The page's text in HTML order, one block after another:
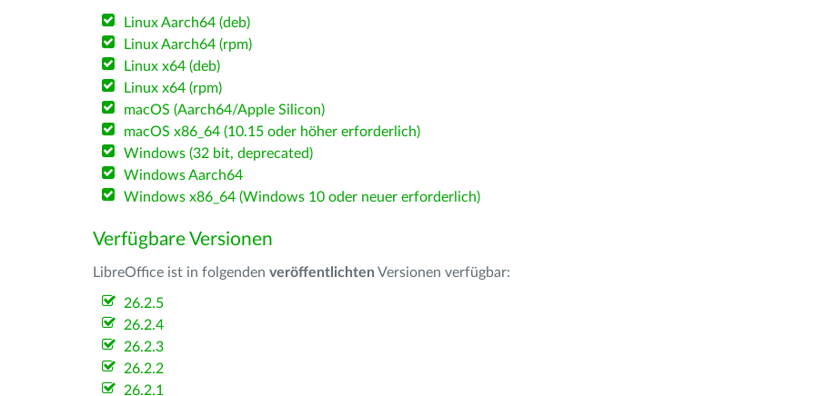
Linux Aarch64 (deb)
Linux Aarch64 (rpm)
Linux x64 (deb)
Linux x64 (rpm)
macOS (Aarch64/Apple Silicon)
macOS x86_64 (10.15 oder höher erforderlich)
Windows (32 bit, deprecated)
Windows Aarch64
Windows x86_64 (Windows 10 oder neuer erforderlich)
Verfügbare Versionen
LibreOffice ist in folgenden veröffentlichten Versionen verfügbar:
26.2.5
26.2.4
26.2.3
26.2.2
26.2.1